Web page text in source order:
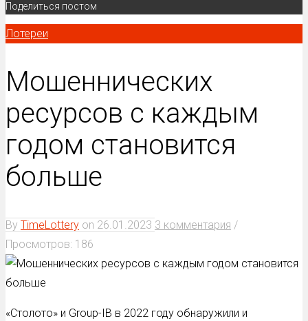
Поделиться постом
Лотереи
Мошеннических
ресурсов с каждым
годом становится
больше
By TimeLottery on 26.01.2023 3 комментария /
Просмотров: 186
«Столото» и Group-IB в 2022 году обнаружили и